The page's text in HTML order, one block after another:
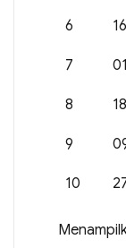
6
7
8
9
10